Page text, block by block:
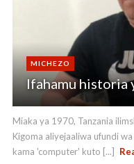
MICHEZO
Ifahamu historia
Miaka ya 1970, Tanzania
Kigoma aliyejaaliwa ufundi
kama 'computer' kuto [...]